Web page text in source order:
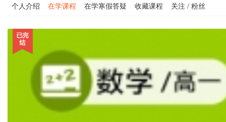
个人介绍 在学课程 在学寒假答疑 收藏课程 关注 / 粉丝